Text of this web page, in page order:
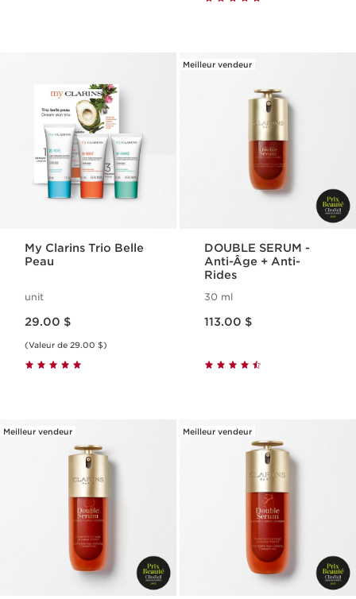
My Clarins Trio Belle
Peau
unit
29.00 $
(Valeur de 29.00 $)
Meilleur vendeur
DOUBLE SERUM -
Anti-Âge + Anti-
Rides
30 ml
113.00 $
Meilleur vendeur Meilleur vendeur